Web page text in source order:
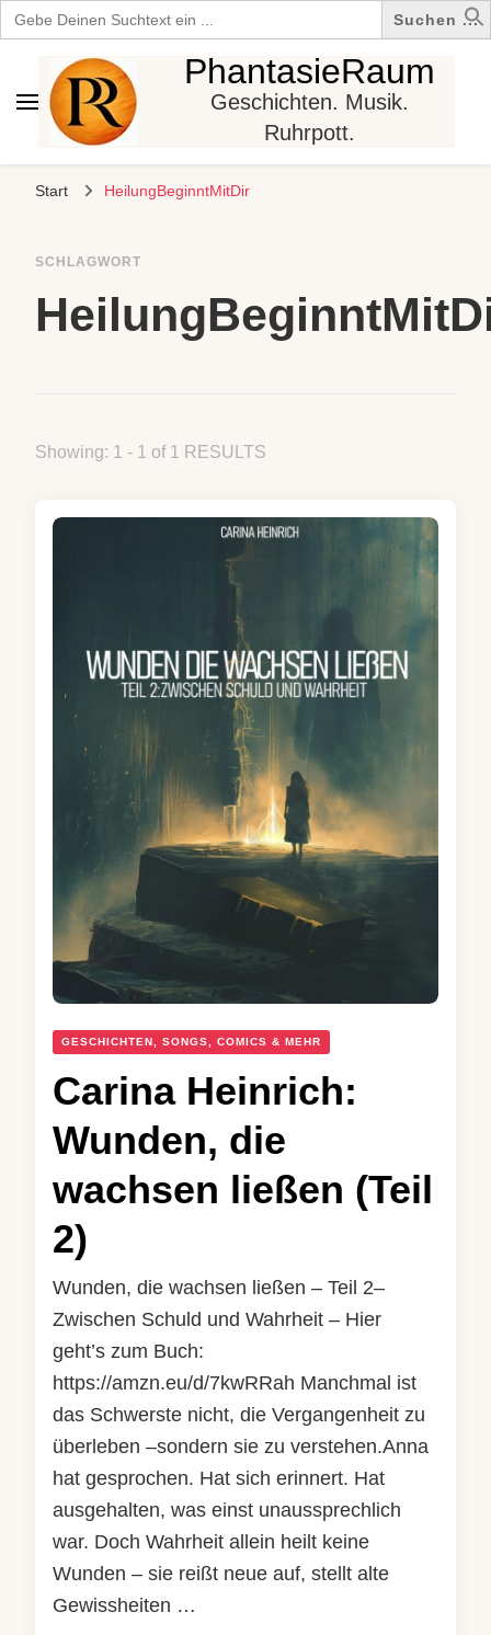
Search
for:
PhantasieRaum
Geschichten. Musik.
Ruhrpott.
Start HeilungBeginntMitDir
SCHLAGWORT
Showing: 1 - 1 of 1 RESULTS
GESCHICHTEN, SONGS, COMICS & MEHR
Carina Heinrich:
Wunden, die
wachsen ließen (Teil
2)
Wunden, die wachsen ließen – Teil 2–
Zwischen Schuld und Wahrheit – Hier
geht’s zum Buch:
https://amzn.eu/d/7kwRRah Manchmal ist
das Schwerste nicht, die Vergangenheit zu
überleben –sondern sie zu verstehen.Anna
hat gesprochen. Hat sich erinnert. Hat
ausgehalten, was einst unaussprechlich
war. Doch Wahrheit allein heilt keine
Wunden – sie reißt neue auf, stellt alte
Gewissheiten …